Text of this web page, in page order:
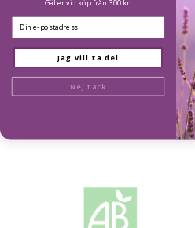
Kvinnors hälsa
Förpackning och förvaring
Gäller vid köp från 300 kr.
Jag vill ta del
Nej tack